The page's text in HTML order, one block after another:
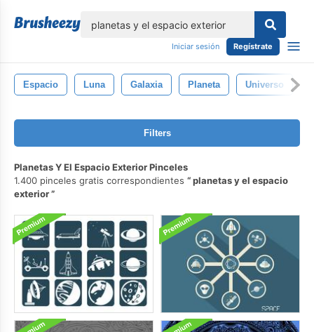
Iniciar sesión Regístrate
Espacio Luna Galaxia Planeta Universo
Filters
Planetas Y El Espacio Exterior Pinceles
1.400 pinceles gratis correspondientes
planetas y el espacio
exterior